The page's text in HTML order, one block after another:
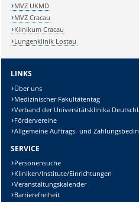
MVZ UKMD
MVZ Cracau
Klinikum Cracau
Lungenklinik Lostau
LINKS
Über uns
Medizinischer Fakultätentag
Verband der Universitätsklinika
Fördervereine
Allgemeine Auftrags- und
SERVICE
Personensuche
Kliniken/Institute/Einrichtungen
Veranstaltungskalender
Barrierefreiheit